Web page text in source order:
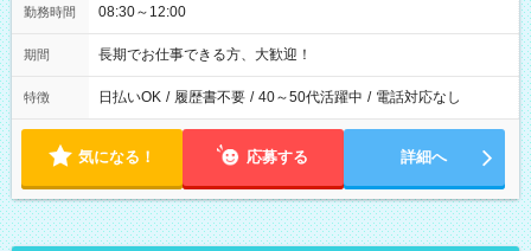
勤務時間 08:30～12:00
期間 長期でお仕事できる方、大歓迎！
特徴 日払いOK / 履歴書不要 / 40～50代活躍中 / 電話対応なし
気になる！ 応募する 詳細へ